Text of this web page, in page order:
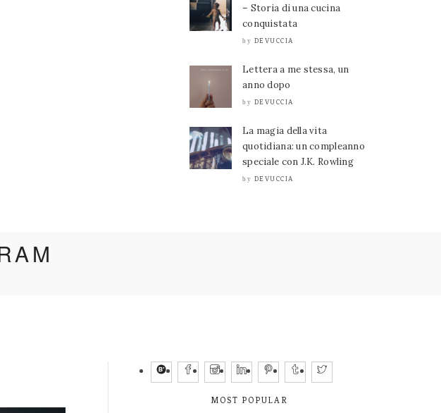
– Storia di una cucina
conquistata
by DEVUCCIA
Lettera a me stessa, un
anno dopo
by DEVUCCIA
La magia della vita
quotidiana: un compleanno
speciale con J.K. Rowling
by DEVUCCIA
MOST POPULAR